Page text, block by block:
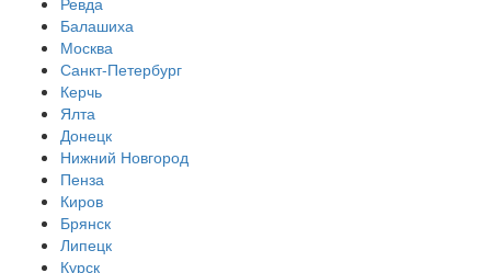
Балашиха
Москва
Санкт-Петербург
Керчь
Ялта
Донецк
Нижний Новгород
Пенза
Киров
Брянск
Липецк
Курск